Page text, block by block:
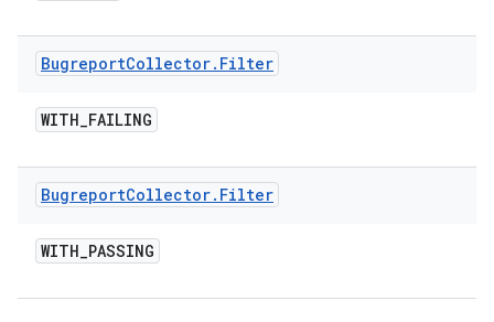
BugreportCollector. Filter
WITH_FAILING
BugreportCollector. Filter
WITH_PASSING